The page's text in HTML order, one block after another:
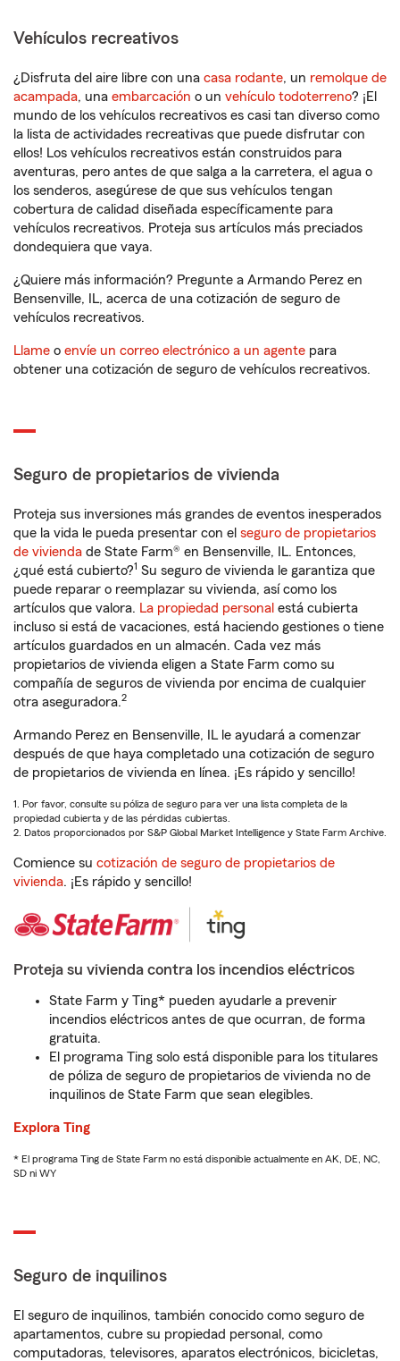
Vehículos recreativos
¿Disfruta del aire libre con una casa rodante, un remolque de
acampada, una embarcación o un vehículo todoterreno? ¡El
mundo de los vehículos recreativos es casi tan diverso como
la lista de actividades recreativas que puede disfrutar con
ellos! Los vehículos recreativos están construidos para
aventuras, pero antes de que salga a la carretera, el agua o
los senderos, asegúrese de que sus vehículos tengan
cobertura de calidad diseñada específicamente para
vehículos recreativos. Proteja sus artículos más preciados
dondequiera que vaya.
¿Quiere más información? Pregunte a Armando Perez en
Bensenville, IL, acerca de una cotización de seguro de
vehículos recreativos.
Llame o envíe un correo electrónico a un agente para
obtener una cotización de seguro de vehículos recreativos.
Seguro de propietarios de vivienda
Proteja sus inversiones más grandes de eventos inesperados
que la vida le pueda presentar con el seguro de propietarios
de vivienda de State Farm® en Bensenville, IL. Entonces,
¿qué está cubierto?1 Su seguro de vivienda le garantiza que
puede reparar o reemplazar su vivienda, así como los
artículos que valora. La propiedad personal está cubierta
incluso si está de vacaciones, está haciendo gestiones o tiene
artículos guardados en un almacén. Cada vez más
propietarios de vivienda eligen a State Farm como su
compañía de seguros de vivienda por encima de cualquier
otra aseguradora.2
Armando Perez en Bensenville, IL le ayudará a comenzar
después de que haya completado una cotización de seguro
de propietarios de vivienda en línea. ¡Es rápido y sencillo!
1. Por favor, consulte su póliza de seguro para ver una lista completa de la
propiedad cubierta y de las pérdidas cubiertas.
2. Datos proporcionados por S&P Global Market Intelligence y State Farm Archive.
Comience su cotización de seguro de propietarios de
vivienda. ¡Es rápido y sencillo!
Proteja su vivienda contra los incendios eléctricos
State Farm y Ting* pueden ayudarle a prevenir
incendios eléctricos antes de que ocurran, de forma
gratuita.
El programa Ting solo está disponible para los titulares
de póliza de seguro de propietarios de vivienda no de
inquilinos de State Farm que sean elegibles.
Explora Ting
* El programa Ting de State Farm no está disponible actualmente en AK, DE, NC,
SD ni WY
Seguro de inquilinos
El seguro de inquilinos, también conocido como seguro de
apartamentos, cubre su propiedad personal, como
computadoras, televisores, aparatos electrónicos, bicicletas,